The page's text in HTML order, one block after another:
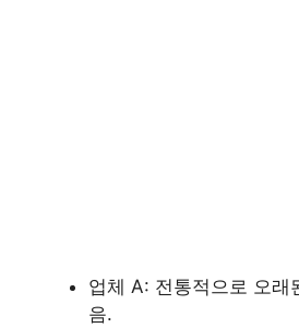
업체 A: 전통적으로 오래
음.